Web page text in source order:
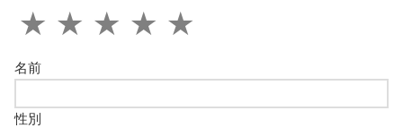
名前
性別
★
★
★
★
★